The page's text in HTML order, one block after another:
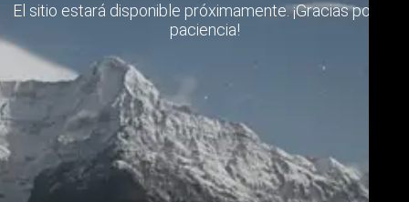
El sitio estará disponible próximamente. ¡Gracias por su
paciencia!